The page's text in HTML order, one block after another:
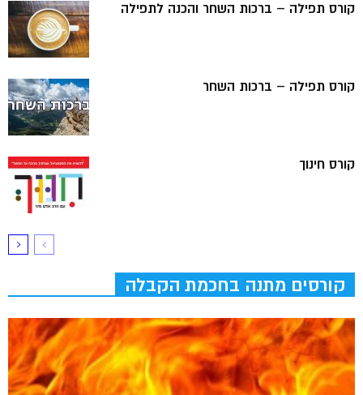
קורס תפילה – ברכות השחר והכנה לתפילה
קורס תפילה – ברכות השחר
קורס חינוך
קורסים מתנה בחכמת הקבלה